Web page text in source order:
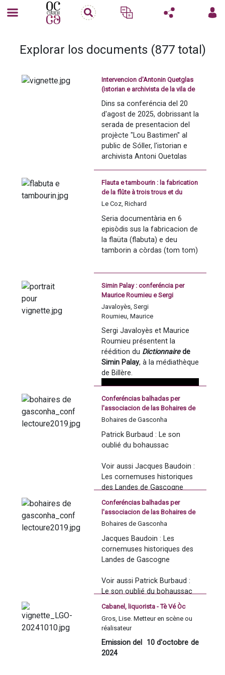
Explorar los documents (877 total)
Intervencion d'Antonin Quetglas
(istorian e archivista de la vila de
Sóller) a l'entorn de "El bastimen
ve de Mallorca ple de taronges"
Dins sa conferéncia del 20
d'agost de 2025, dobrissant la
serada de presentacion del
projècte "Lou Bastimen'' al
public de Sóller, l'istorian e
archivista Antoni Quetglas
ligams naturals qu'unisson los
territòris de l'espaci
Catalunha e Occitània.
Flauta e tambourin : la fabrication
de la flûte à trois trous et du
tambourin à cordes
Le Coz, Richard
Seria documentària en 6
episòdis sus la fabricacion de
la flaüta (flabuta) e deu
tamborin a còrdas (tom tom)
Simin Palay : conferéncia per
Maurice Roumieu e Sergi
Javaloyès
Javaloyès, Sergi
Roumieu, Maurice
Sergi Javaloyès et Maurice
Roumieu présentent la
réédition du Dictionnaire de
Simin Palay, à la médiathèque
de Billère.
Conferéncias balhadas per
l'associacion de las Bohaires de
Gasconha a Leitora en 2019 :
deu bohaussac
Bohaires de Gasconha
Patrick Burbaud : Le son
oublié du bohaussac
Voir aussi Jacques Baudoin :
Les cornemuses historiques
des Landes de Gascogne
Conferéncias balhadas per
l'associacion de las Bohaires de
Gasconha a Leitora en 2019 :
istoricas de Lanas de Gasconha
Bohaires de Gasconha
Jacques Baudoin : Les
cornemuses historiques des
Landes de Gascogne
Voir aussi Patrick Burbaud :
Le son oublié du bohaussac
Cabanel, liquorista - Tè Vé Òc
Gros, Lise. Metteur en scène ou
réalisateur
Emission del  10 d'octobre de
2024